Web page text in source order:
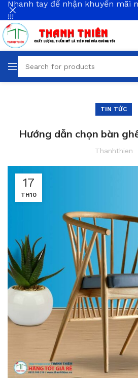
TIN TỨC
Hướng dẫn chọn bàn
Thanhthien
17
TH10
Nhanh tay để nhận khuyến mãi
!!!